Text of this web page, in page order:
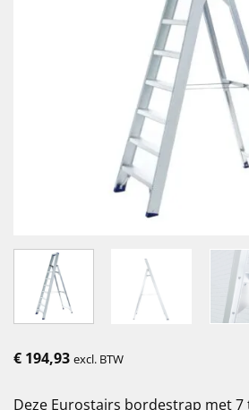
€ 194,93 excl. BTW
Deze Eurostairs bordestrap met